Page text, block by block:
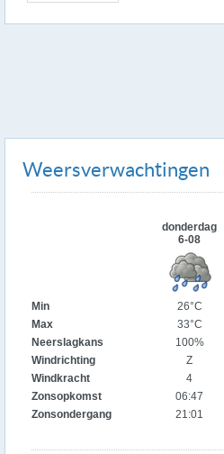
Weersverwachtingen
donderdag
6-08
Min 26°C
Max
33°C
Neerslagkans
100%
Windrichting
Z
Windkracht
4
Zonsopkomst
06:47
Zonsondergang
21:01